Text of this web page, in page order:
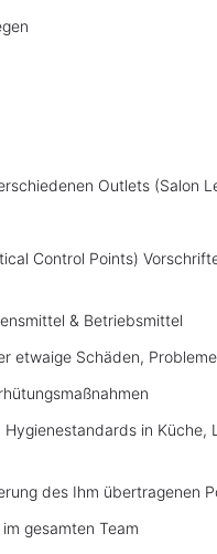
Outlets (Salon
Control Points)
& Betriebsmittel
etwaige Schäden,
in Küche,
des Ihm übertragenen
gesamten Team